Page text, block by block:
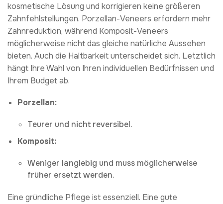
kosmetische Lösung und korrigieren keine größeren
Zahnfehlstellungen. Porzellan-Veneers erfordern mehr
Zahnreduktion, während Komposit-Veneers
möglicherweise nicht das gleiche natürliche Aussehen
bieten. Auch die Haltbarkeit unterscheidet sich. Letztlich
hängt Ihre Wahl von Ihren individuellen Bedürfnissen und
Ihrem Budget ab.
Porzellan:
Teurer und nicht reversibel.
Komposit:
Weniger langlebig und muss möglicherweise
früher ersetzt werden.
Eine gründliche Pflege ist essenziell. Eine gute